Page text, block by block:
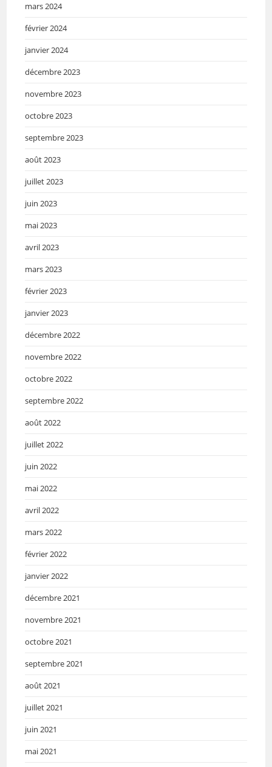
mars 2024
février 2024
janvier 2024
décembre 2023
novembre 2023
octobre 2023
septembre 2023
août 2023
juillet 2023
juin 2023
mai 2023
avril 2023
mars 2023
février 2023
janvier 2023
décembre 2022
novembre 2022
octobre 2022
septembre 2022
août 2022
juillet 2022
juin 2022
mai 2022
avril 2022
mars 2022
février 2022
janvier 2022
décembre 2021
novembre 2021
octobre 2021
septembre 2021
août 2021
juillet 2021
juin 2021
mai 2021